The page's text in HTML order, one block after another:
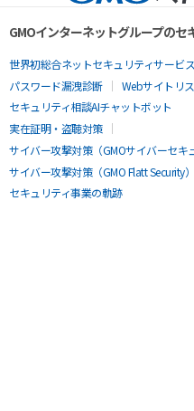
GMOインターネットグループのセ
世界初総合ネットセキュリティサービ
パスワード漏洩診断
Webサイトリ
セキュリティ相談AIチャットボット
実在証明・盗聴対策
サイバー攻撃対策（GMOサイバーセキ
サイバー攻撃対策（GMO Flatt Security）
セキュリティ事業の軌跡